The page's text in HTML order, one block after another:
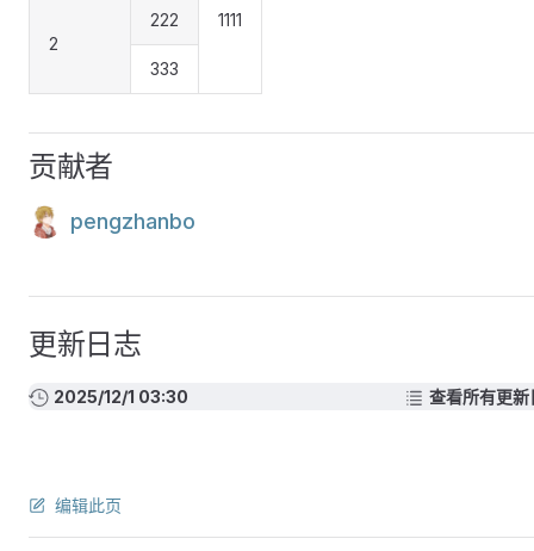
1111
2
222
333
贡献者
pengzhanbo
更新日志
2025/12/1 03:30 查看所有更新
编辑此页